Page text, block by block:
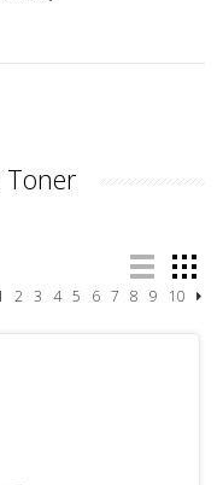
Toner
2 3 4 5 6 7 8 9 10